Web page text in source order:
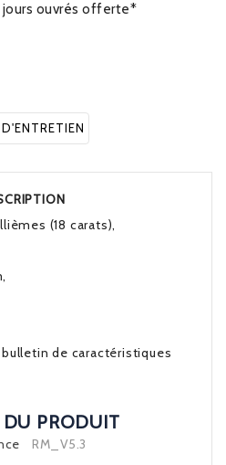
jours ouvrés offerte*
(18 carats),
de caractéristiques
DU PRODUIT
RM_V5.3